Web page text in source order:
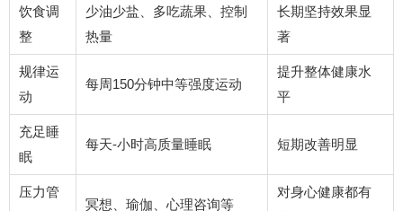
饮食调
整
少油少盐、多吃蔬果、控制
热量
长期坚持效果显
著
规律运
动
每周150分钟中等强度运动
提升整体健康水
平
充足睡
眠
每天-小时高质量睡眠 短期改善明显
压力管
冥想、瑜伽、心理咨询等
对身心健康都有